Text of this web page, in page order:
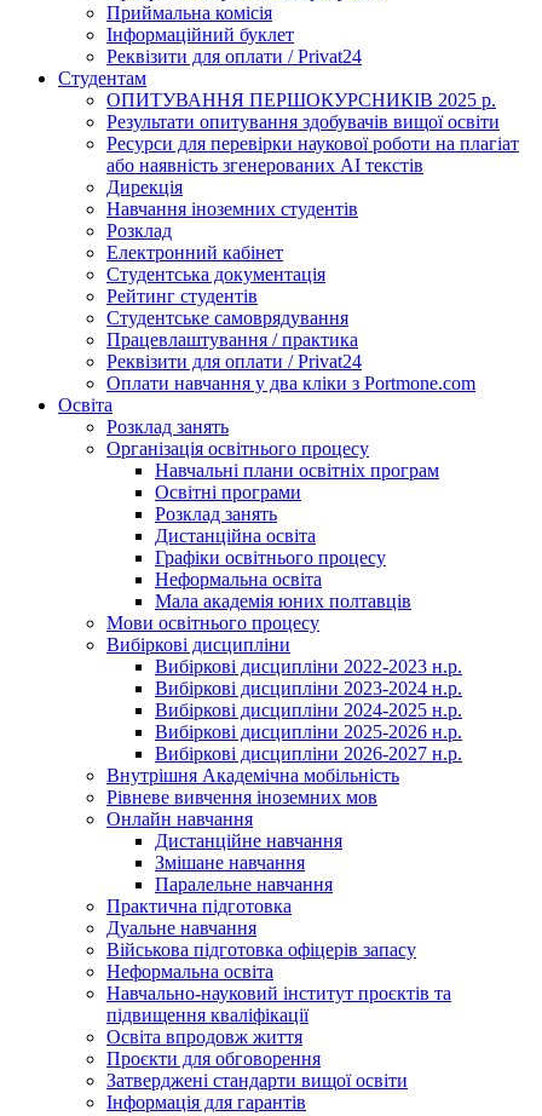
Приймальна комісія
Інформаційний буклет
Реквізити для оплати / Privat24
Студентам
ОПИТУВАННЯ ПЕРШОКУРСНИКІВ 2025 р.
Результати опитування здобувачів вищої освіти
Ресурси для перевірки наукової роботи на плагіат
або наявність згенерованих АІ текстів
Дирекція
Навчання іноземних студентів
Розклад
Електронний кабінет
Студентська документація
Рейтинг студентів
Студентське самоврядування
Працевлаштування / практика
Реквізити для оплати / Privat24
Оплати навчання у два кліки з Portmone.com
Освіта
Розклад занять
Організація освітнього процесу
Навчальні плани освітніх програм
Освітні програми
Розклад занять
Дистанційна освіта
Графіки освітнього процесу
Неформальна освіта
Мала академія юних полтавців
Мови освітнього процесу
Вибіркові дисципліни
Вибіркові дисципліни 2022-2023 н.р.
Вибіркові дисципліни 2023-2024 н.р.
Вибіркові дисципліни 2024-2025 н.р.
Вибіркові дисципліни 2025-2026 н.р.
Вибіркові дисципліни 2026-2027 н.р.
Внутрішня Академічна мобільність
Рівневе вивчення іноземних мов
Онлайн навчання
Дистанційне навчання
Змішане навчання
Паралельне навчання
Практична підготовка
Дуальне навчання
Військова підготовка офіцерів запасу
Неформальна освіта
Навчально-науковий інститут проєктів та
підвищення кваліфікації
Освіта впродовж життя
Проєкти для обговорення
Затверджені стандарти вищої освіти
Інформація для гарантів